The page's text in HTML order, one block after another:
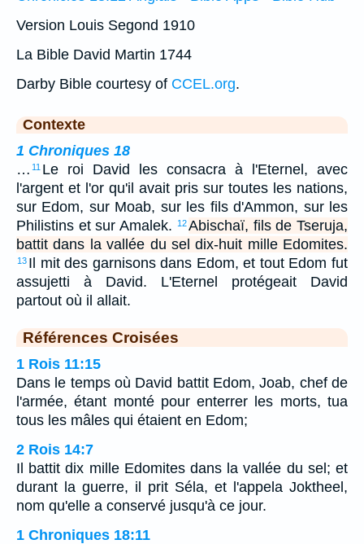
Version Louis Segond 1910
La Bible David Martin 1744
Darby Bible courtesy of CCEL.org.
Contexte
1 Chroniques 18
… 11 Le roi David les consacra à l'Eternel, avec
l'argent et l'or qu'il avait pris sur toutes les nations,
sur Edom, sur Moab, sur les fils d'Ammon, sur les
Philistins et sur Amalek.
12Abischaï, fils de Tseruja,
battit dans la vallée du sel dix-huit mille Edomites.
13 Il mit des garnisons dans Edom, et tout Edom fut
assujetti à David. L'Eternel protégeait David
partout où il allait.
Références Croisées
1 Rois 11:15
Dans le temps où David battit Edom, Joab, chef de
l'armée, étant monté pour enterrer les morts, tua
tous les mâles qui étaient en Edom;
2 Rois 14:7
Il battit dix mille Edomites dans la vallée du sel; et
durant la guerre, il prit Séla, et l'appela Joktheel,
nom qu'elle a conservé jusqu'à ce jour.
1 Chroniques 18:11